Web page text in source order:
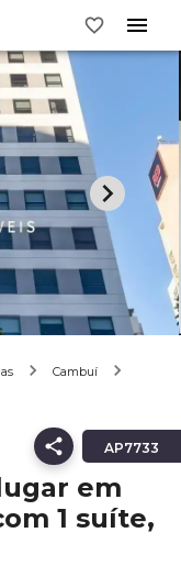
Cambuí
AP7733
em
1 suíte,